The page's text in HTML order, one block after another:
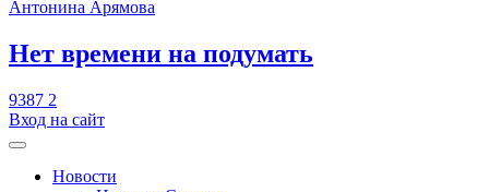
Антонина Арямова
​Нет времени на подумать
9387 2
Вход на сайт
Новости